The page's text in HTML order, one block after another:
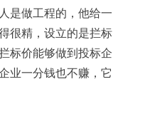
是做工程的，他给一
很精，设立的是拦标
标价能够做到投标企
业一分钱也不赚，它